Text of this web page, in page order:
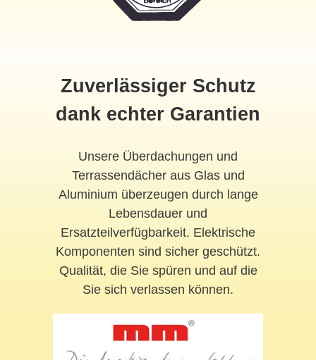
Zuverlässiger Schutz
dank echter Garantien
Unsere Überdachungen und
Terrassendächer aus Glas und
Aluminium überzeugen durch lange
Lebensdauer und
Ersatzteilverfügbarkeit. Elektrische
Komponenten sind sicher geschützt.
Qualität, die Sie spüren und auf die
Sie sich verlassen können.